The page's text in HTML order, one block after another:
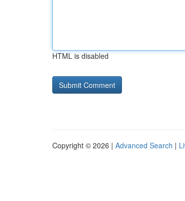
HTML is disabled
Copyright © 2026 | Advanced Search |